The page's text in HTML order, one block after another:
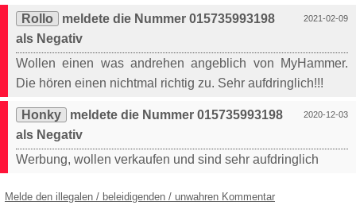
2021-02-09
Rollo
meldete die Nummer 015735993198
als Negativ
Wollen einen was andrehen angeblich von MyHammer.
Die hören einen nichtmal richtig zu. Sehr aufdringlich!!!
2020-12-03
Honky
meldete die Nummer 015735993198
als Negativ
Werbung, wollen verkaufen und sind sehr aufdringlich
Melde den illegalen / beleidigenden / unwahren Kommentar